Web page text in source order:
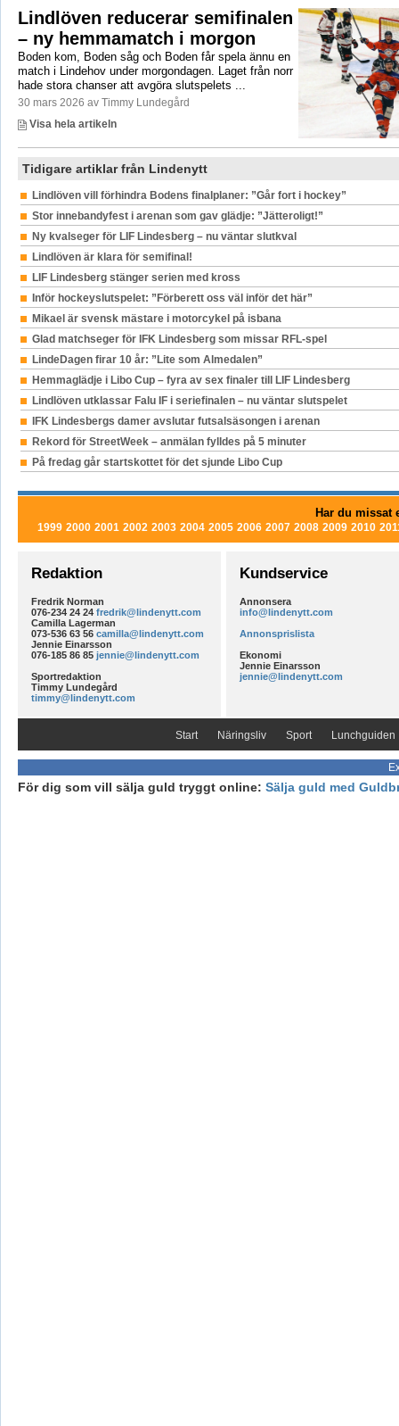
Lindlöven reducerar semifinalen
– ny hemmamatch i morgon
Boden kom, Boden såg och Boden får spela ännu en
match i Lindehov under morgondagen. Laget från norr
hade stora chanser att avgöra slutspelets ...
30 mars 2026 av Timmy Lundegård
Visa hela artikeln
Tidigare artiklar från Lindenytt
Lindlöven vill förhindra Bodens finalplaner: ”Går fort i hockey”
Stor innebandyfest i arenan som gav glädje: ”Jätteroligt!”
Ny kvalseger för LIF Lindesberg – nu väntar slutkval
Lindlöven är klara för semifinal!
LIF Lindesberg stänger serien med kross
Inför hockeyslutspelet: ”Förberett oss väl inför det här”
Mikael är svensk mästare i motorcykel på isbana
Glad matchseger för IFK Lindesberg som missar RFL-spel
LindeDagen firar 10 år: ”Lite som Almedalen”
Hemmaglädje i Libo Cup – fyra av sex finaler till LIF Lindesberg
Lindlöven utklassar Falu IF i seriefinalen – nu väntar slutspelet
IFK Lindesbergs damer avslutar futsalsäsongen i arenan
Rekord för StreetWeek – anmälan fylldes på 5 minuter
På fredag går startskottet för det sjunde Libo Cup
Har du missat
1999 2000 2001 2002 2003 2004 2005 2006 2007 2008 2009 2010
Redaktion
Fredrik Norman
076-234 24 24 fredrik@lindenytt.com
Camilla Lagerman
073-536 63 56 camilla@lindenytt.com
Jennie Einarsson
076-185 86 85 jennie@lindenytt.com
Sportredaktion
Timmy Lundegård
timmy@lindenytt.com
Kundservice
Annonsera
info@lindenytt.com
Annonsprislista
Ekonomi
Jennie Einarsson
jennie@lindenytt.com
Start Näringsliv Sport Lunchguiden
För dig som vill sälja guld tryggt online: Sälja guld med